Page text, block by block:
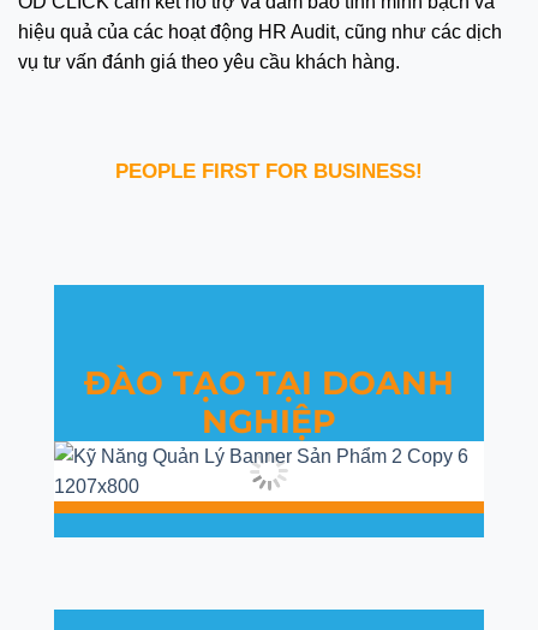
hiệu quả của các hoạt động HR Audit, cũng như các dịch
vụ tư vấn đánh giá theo yêu cầu khách hàng.
PEOPLE FIRST FOR BUSINESS!
ĐÀO TẠO TẠI DOANH
NGHIỆP